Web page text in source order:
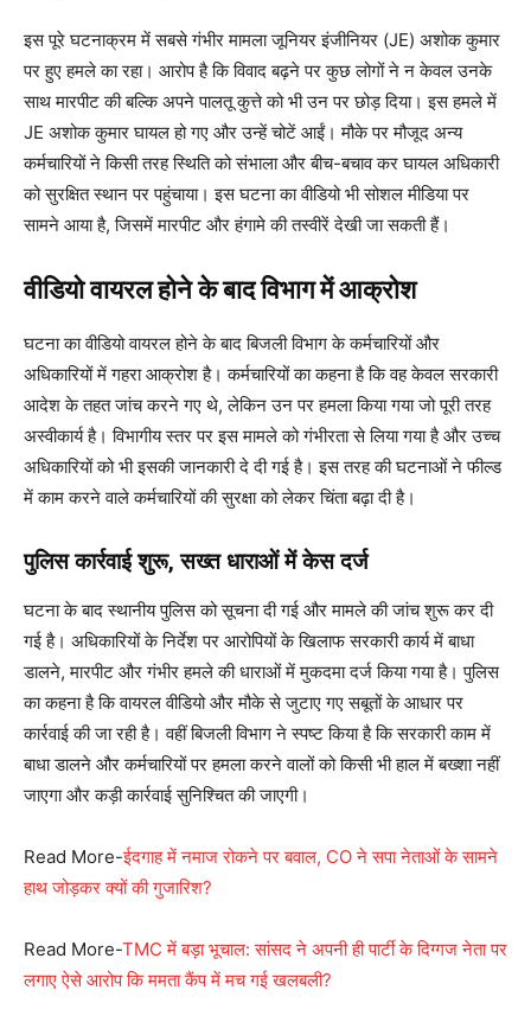
इस पूरे घटनाक्रम में सबसे गंभीर मामला जूनियर इंजीनियर (JE) अशोक कुमार
पर हुए हमले का रहा। आरोप है कि विवाद बढ़ने पर कुछ लोगों ने न केवल उनके
साथ मारपीट की बल्कि अपने पालतू कुत्ते को भी उन पर छोड़ दिया। इस हमले में
JE अशोक कुमार घायल हो गए और उन्हें चोटें आईं। मौके पर मौजूद अन्य
कर्मचारियों ने किसी तरह स्थिति को संभाला और बीच-बचाव कर घायल अधिकारी
को सुरक्षित स्थान पर पहुंचाया। इस घटना का वीडियो भी सोशल मीडिया पर
सामने आया है, जिसमें मारपीट और हंगामे की तस्वीरें देखी जा सकती हैं।
वीडियो वायरल होने के बाद विभाग में आक्रोश
घटना का वीडियो वायरल होने के बाद बिजली विभाग के कर्मचारियों और
अधिकारियों में गहरा आक्रोश है। कर्मचारियों का कहना है कि वह केवल सरकारी
आदेश के तहत जांच करने गए थे, लेकिन उन पर हमला किया गया जो पूरी तरह
अस्वीकार्य है। विभागीय स्तर पर इस मामले को गंभीरता से लिया गया है और उच्च
अधिकारियों को भी इसकी जानकारी दे दी गई है। इस तरह की घटनाओं ने फील्ड
में काम करने वाले कर्मचारियों की सुरक्षा को लेकर चिंता बढ़ा दी है।
पुलिस कार्रवाई शुरू, सख्त धाराओं में केस दर्ज
घटना के बाद स्थानीय पुलिस को सूचना दी गई और मामले की जांच शुरू कर दी
गई है। अधिकारियों के निर्देश पर आरोपियों के खिलाफ सरकारी कार्य में बाधा
डालने, मारपीट और गंभीर हमले की धाराओं में मुकदमा दर्ज किया गया है। पुलिस
का कहना है कि वायरल वीडियो और मौके से जुटाए गए सबूतों के आधार पर
कार्रवाई की जा रही है। वहीं बिजली विभाग ने स्पष्ट किया है कि सरकारी काम में
बाधा डालने और कर्मचारियों पर हमला करने वालों को किसी भी हाल में बख्शा नहीं
जाएगा और कड़ी कार्रवाई सुनिश्चित की जाएगी।
Read More-ईदगाह में नमाज रोकने पर बवाल, CO ने सपा नेताओं के सामने
हाथ जोड़कर क्यों की गुजारिश?
Read More-TMC में बड़ा भूचाल: सांसद ने अपनी ही पार्टी के दिग्गज नेता पर
लगाए ऐसे आरोप कि ममता कैंप में मच गई खलबली?